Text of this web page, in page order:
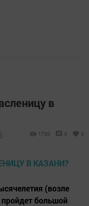
в
1730 0 0
(возле
большой